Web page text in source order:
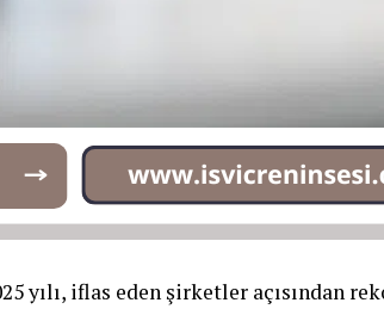
yılı, iflas eden şirketler açısından